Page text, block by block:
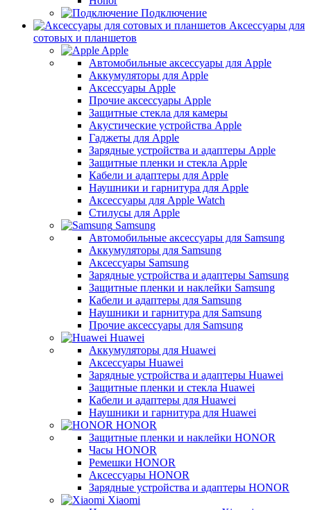
Подключение
Аксессуары для
сотовых и планшетов
Apple
Автомобильные аксессуары для Apple
Аккумуляторы для Apple
Аксессуары Apple
Прочие аксессуары Apple
Защитные стекла для камеры
Акустические устройства Apple
Гаджеты для Apple
Зарядные устройства и адаптеры Apple
Защитные пленки и стекла Apple
Кабели и адаптеры для Apple
Наушники и гарнитура для Apple
Аксессуары для Apple Watch
Стилусы для Apple
Samsung
Автомобильные аксессуары для Samsung
Аккумуляторы для Samsung
Аксессуары Samsung
Зарядные устройства и адаптеры Samsung
Защитные пленки и наклейки Samsung
Кабели и адаптеры для Samsung
Наушники и гарнитура для Samsung
Прочие аксессуары для Samsung
Huawei
Аккумуляторы для Huawei
Аксессуары Huawei
Зарядные устройства и адаптеры Huawei
Защитные пленки и стекла Huawei
Кабели и адаптеры для Huawei
Наушники и гарнитура для Huawei
HONOR
Защитные пленки и наклейки HONOR
Часы HONOR
Ремешки HONOR
Аксессуары HONOR
Зарядные устройства и адаптеры HONOR
Xiaomi